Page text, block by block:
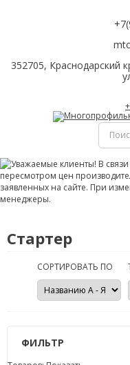
352705, Краснодарский
Стартер
СОРТИРОВАТЬ ПО
ФИЛЬТР